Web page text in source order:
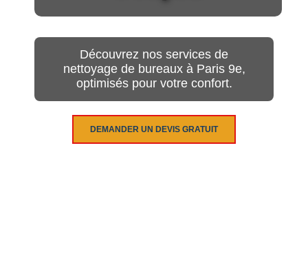
Découvrez nos services de
nettoyage de bureaux à Paris 9e,
optimisés pour votre confort.
DEMANDER UN DEVIS GRATUIT